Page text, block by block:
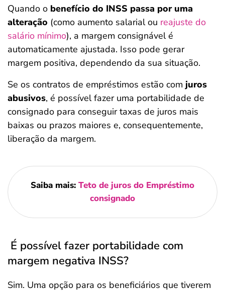
Quando o benefício do INSS passa por uma
alteração (como aumento salarial ou reajuste do
salário mínimo), a margem consignável é
automaticamente ajustada. Isso pode gerar
margem positiva, dependendo da sua situação.
Se os contratos de empréstimos estão com juros
abusivos, é possível fazer uma portabilidade de
consignado para conseguir taxas de juros mais
baixas ou prazos maiores e, consequentemente,
liberação da margem.
Saiba mais: Teto de juros do Empréstimo
consignado
É possível fazer portabilidade com
margem negativa INSS?
Sim. Uma opção para os beneficiários que tiverem